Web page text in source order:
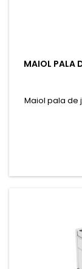
MAIOL PALA
Maiol pala de